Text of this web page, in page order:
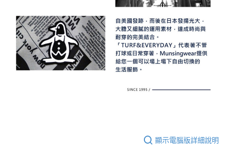
顯示電腦版詳細說明